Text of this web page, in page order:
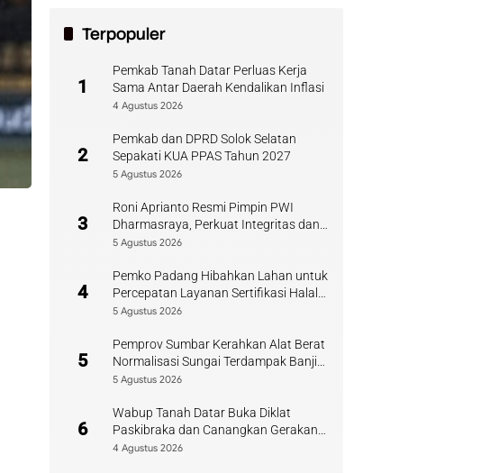
Terpopuler
1
Pemkab Tanah Datar Perluas Kerja
Sama Antar Daerah Kendalikan Inflasi
4 Agustus 2026
2
Pemkab dan DPRD Solok Selatan
Sepakati KUA PPAS Tahun 2027
5 Agustus 2026
3
Roni Aprianto Resmi Pimpin PWI
Dharmasraya, Perkuat Integritas dan
Kompetensi Jurnalis
5 Agustus 2026
4
Pemko Padang Hibahkan Lahan untuk
Percepatan Layanan Sertifikasi Halal
di Sumbar
5 Agustus 2026
5
Pemprov Sumbar Kerahkan Alat Berat
Normalisasi Sungai Terdampak Banjir
Kuranji
5 Agustus 2026
6
Wabup Tanah Datar Buka Diklat
Paskibraka dan Canangkan Gerakan
Bendera
4 Agustus 2026